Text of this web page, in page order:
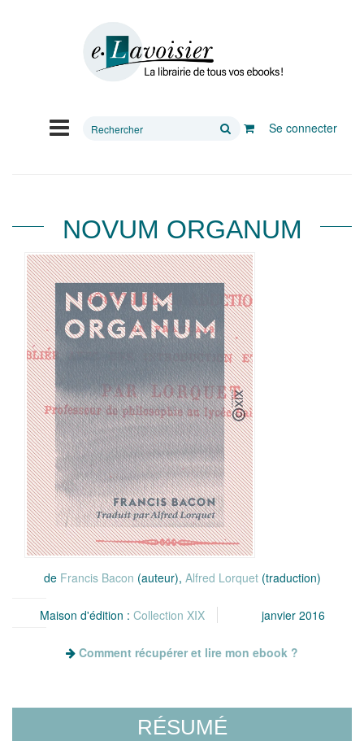
Rechercher
Se connecter
NOVUM ORGANUM
de Francis Bacon (auteur), Alfred Lorquet(traduction)
Maison d'édition : Collection XIX janvier 2016
Comment récupérer et lire mon ebook ?
RÉSUMÉ